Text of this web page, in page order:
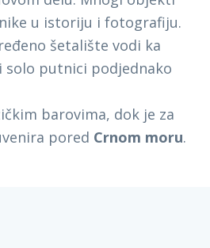
u istoriju i fotografiju.
šetalište vodi ka
solo putnici podjednako
barovima, dok je za
pored Crnom moru.